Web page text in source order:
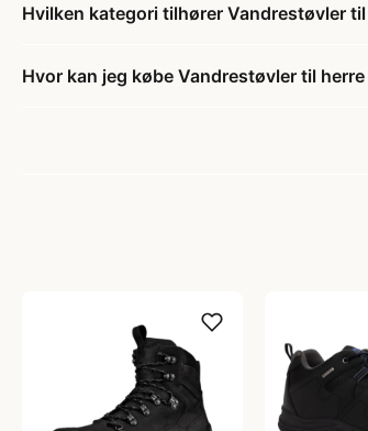
Hvilken kategori tilhører Vandrestøvler
Hvor kan jeg købe Vandrestøvler til